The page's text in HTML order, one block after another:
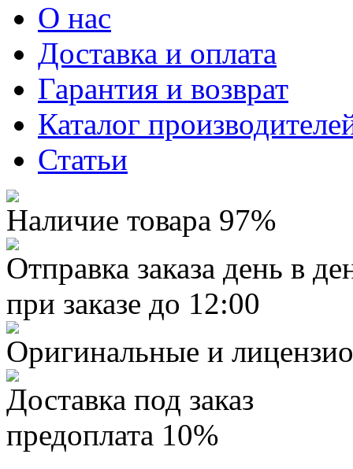
О нас
Доставка и оплата
Гарантия и возврат
Каталог
Статьи
Наличие товара 97%
Отправка заказа день в
при заказе до 12:00
Оригинальные и
Доставка под заказ
предоплата 10%